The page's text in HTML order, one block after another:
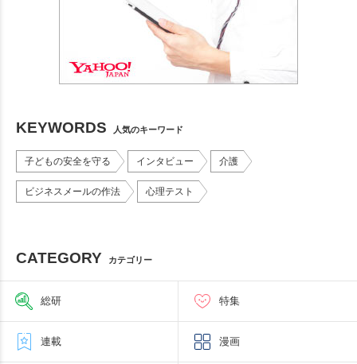
KEYWORDS 人気のキーワード
子どもの安全を守る インタビュー 介護
ビジネスメールの作法 心理テスト
CATEGORY カテゴリー
総研 特集
連載 漫画